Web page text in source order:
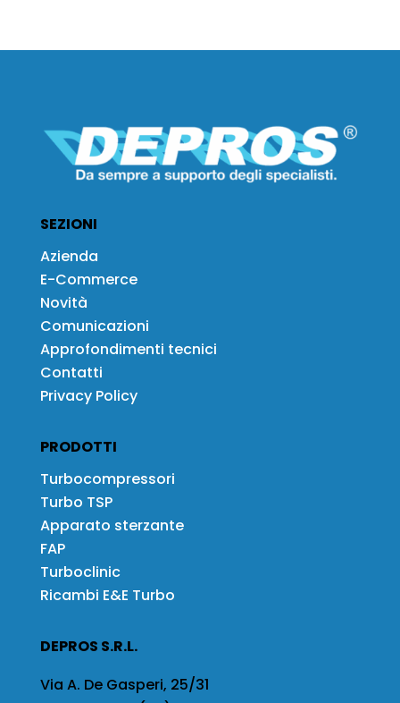
SEZIONI
Azienda
E-Commerce
Novità
Comunicazioni
Approfondimenti tecnici
Contatti
Privacy Policy
PRODOTTI
Turbocompressori
Turbo TSP
Apparato sterzante
FAP
Turboclinic
Ricambi E&E Turbo
DEPROS S.R.L.
Via A. De Gasperi, 25/31